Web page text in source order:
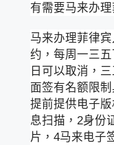
有需要马来办
马来办理菲律
约，每周一三
日可以取消，
面签有名额限
提前提供电子
息扫描，2身份
片，4马来电子